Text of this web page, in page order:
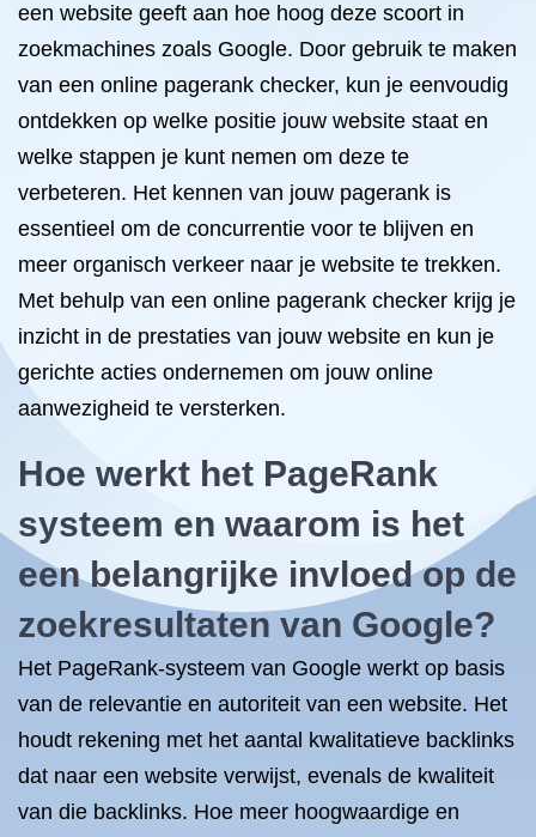
een website geeft aan hoe hoog deze scoort in
zoekmachines zoals Google. Door gebruik te maken
van een online pagerank checker, kun je eenvoudig
ontdekken op welke positie jouw website staat en
welke stappen je kunt nemen om deze te
verbeteren. Het kennen van jouw pagerank is
essentieel om de concurrentie voor te blijven en
meer organisch verkeer naar je website te trekken.
Met behulp van een online pagerank checker krijg je
inzicht in de prestaties van jouw website en kun je
gerichte acties ondernemen om jouw online
aanwezigheid te versterken.
Hoe werkt het PageRank
systeem en waarom is het
een belangrijke invloed op de
zoekresultaten van Google?
Het PageRank-systeem van Google werkt op basis
van de relevantie en autoriteit van een website. Het
houdt rekening met het aantal kwalitatieve backlinks
dat naar een website verwijst, evenals de kwaliteit
van die backlinks. Hoe meer hoogwaardige en